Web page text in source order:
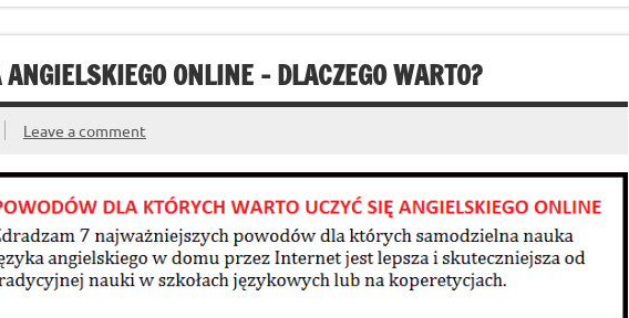
ONLINE – DLACZEGO WARTO?
Leave a comment